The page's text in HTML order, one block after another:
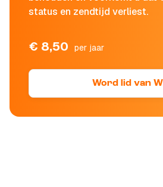
status en zendtijd verliest.
€ 8,50 per jaar
Word lid van